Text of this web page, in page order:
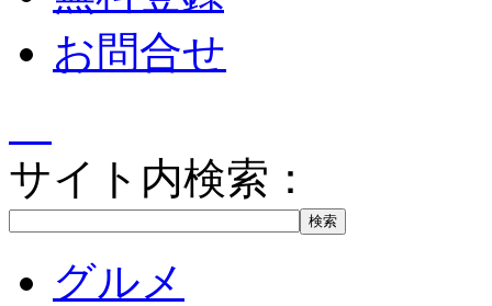
お問合せ
サイト内検索：
グルメ